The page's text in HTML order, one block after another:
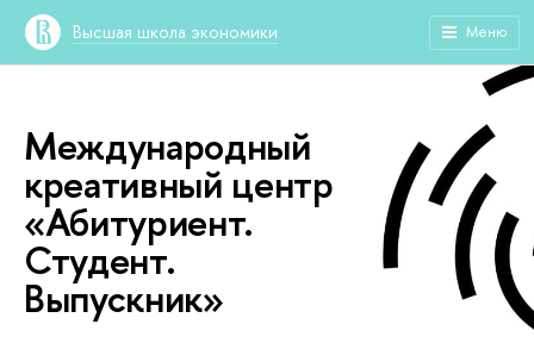
Высшая школа экономики Меню
Международный
креативный центр
«Абитуриент.
Студент.
Выпускник»